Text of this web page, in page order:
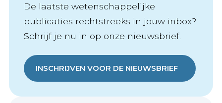
De laatste wetenschappelijke
publicaties rechtstreeks in jouw inbox?
Schrijf je nu in op onze nieuwsbrief.
INSCHRIJVEN VOOR DE NIEUWSBRIEF